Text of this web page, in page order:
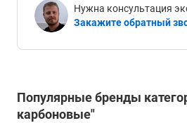
Нужна консультация
Закажите обратный
Популярные бренды
карбоновые"